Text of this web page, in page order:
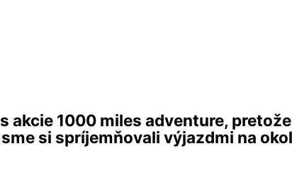
1000 miles adventure,
si spríjemňovali výjazdmi na